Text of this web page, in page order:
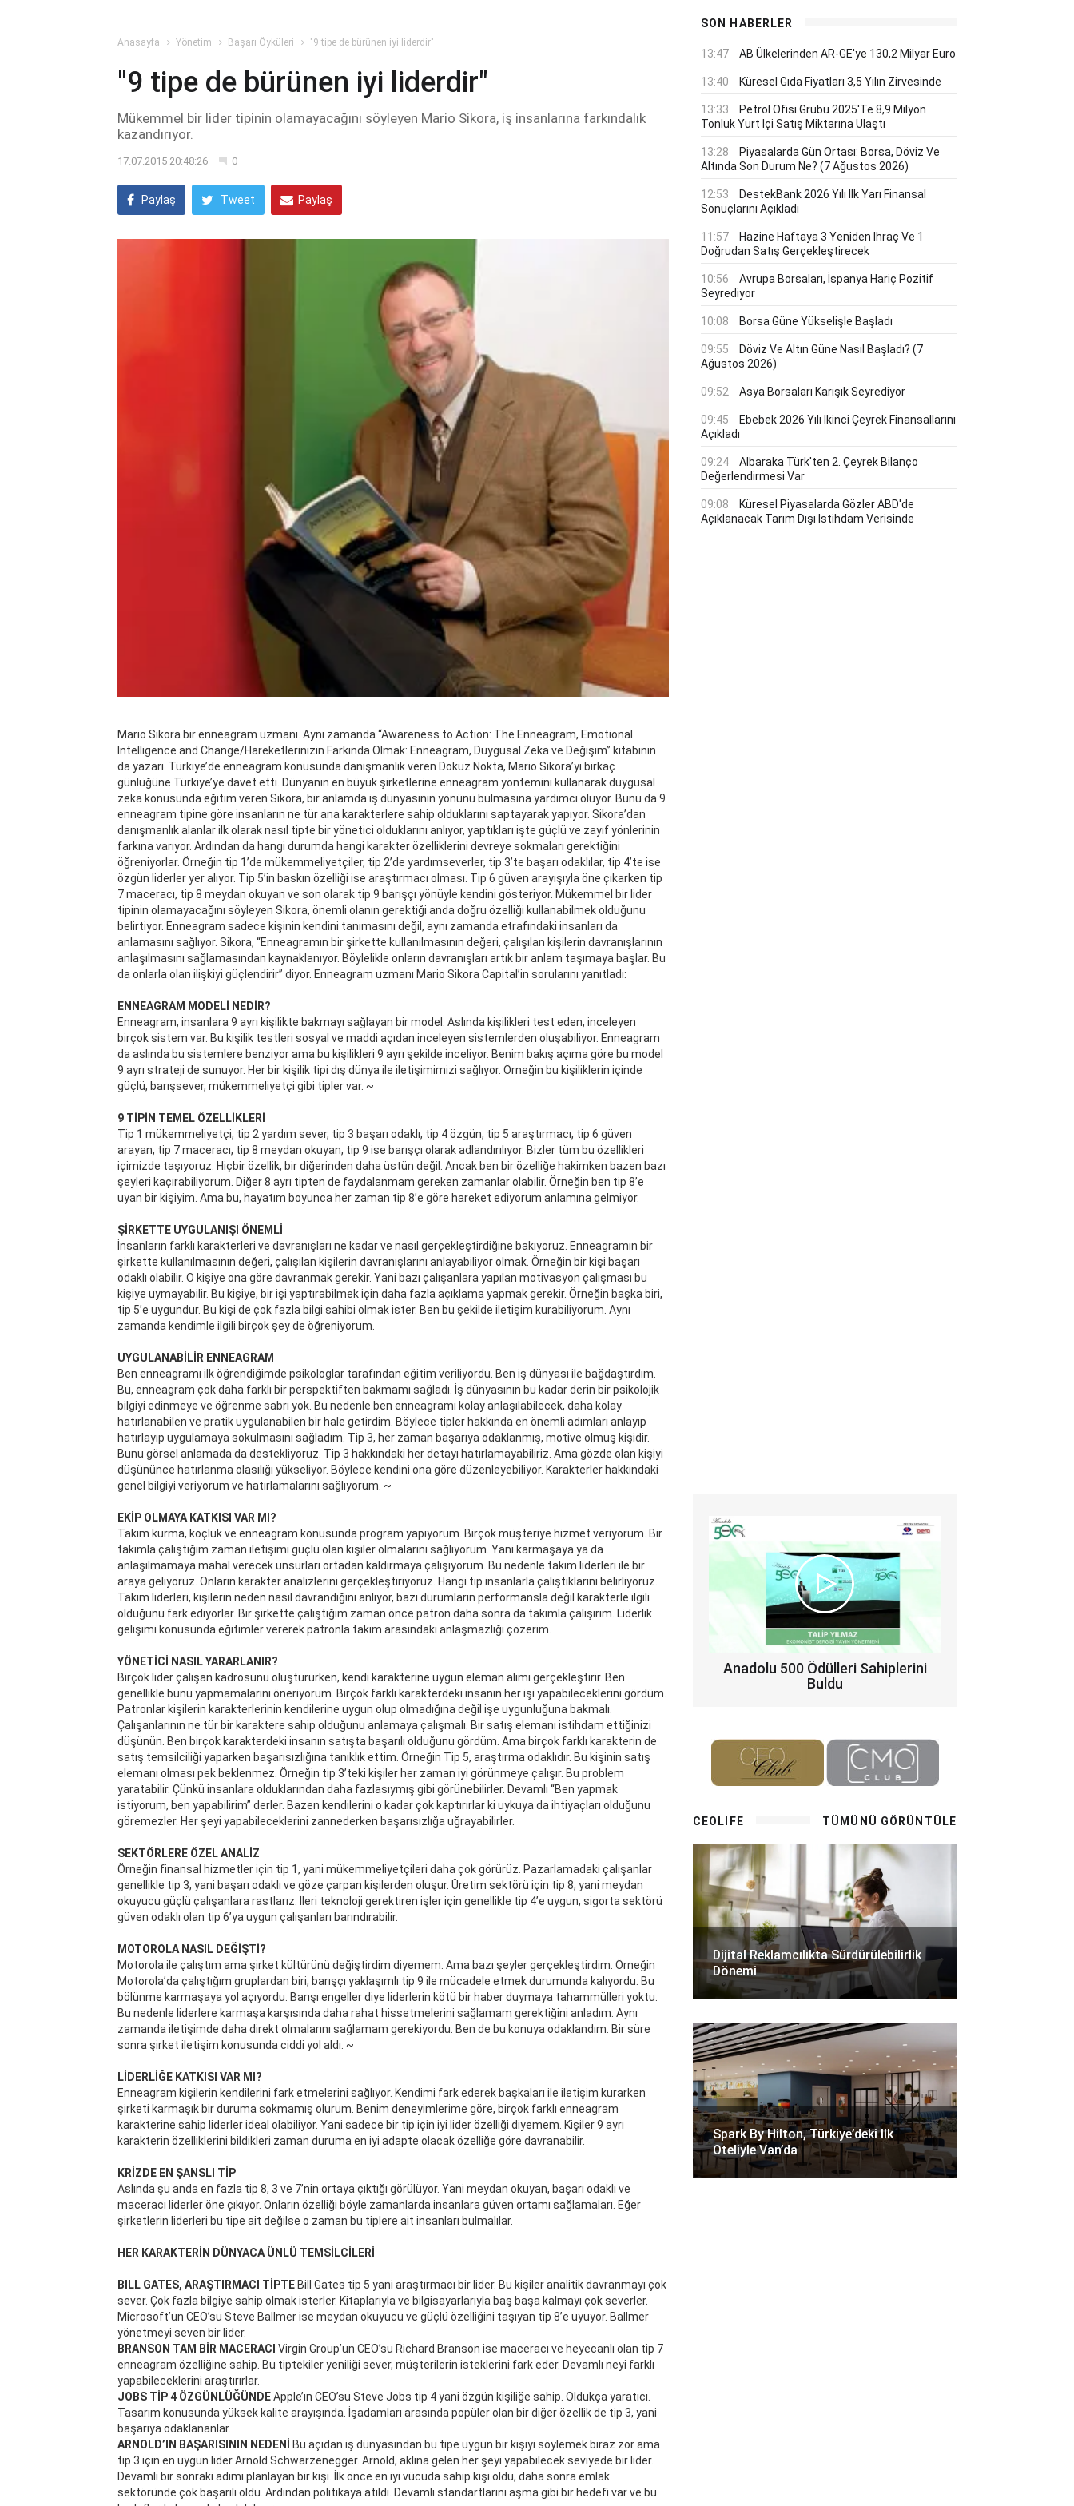
Anasayfa Yönetim Başarı Öyküleri "9 tipe de bürünen iyi liderdir"
"9 tipe de bürünen iyi liderdir"
Mükemmel bir lider tipinin olamayacağını söyleyen Mario Sikora, iş insanlarına farkındalık
kazandırıyor.
17.07.2015 20:48:26 0
Paylaş Tweet Paylaş
Mario Sikora bir enneagram uzmanı. Aynı zamanda “Awareness to Action: The Enneagram, Emotional
Intelligence and Change/Hareketlerinizin Farkında Olmak: Enneagram, Duygusal Zeka ve Değişim” kitabının
da yazarı. Türkiye’de enneagram konusunda danışmanlık veren Dokuz Nokta, Mario Sikora’yı birkaç
günlüğüne Türkiye’ye davet etti. Dünyanın en büyük şirketlerine enneagram yöntemini kullanarak duygusal
zeka konusunda eğitim veren Sikora, bir anlamda iş dünyasının yönünü bulmasına yardımcı oluyor. Bunu da 9
enneagram tipine göre insanların ne tür ana karakterlere sahip olduklarını saptayarak yapıyor. Sikora’dan
danışmanlık alanlar ilk olarak nasıl tipte bir yönetici olduklarını anlıyor, yaptıkları işte güçlü ve zayıf yönlerinin
farkına varıyor. Ardından da hangi durumda hangi karakter özelliklerini devreye sokmaları gerektiğini
öğreniyorlar. Örneğin tip 1’de mükemmeliyetçiler, tip 2’de yardımseverler, tip 3’te başarı odaklılar, tip 4’te ise
özgün liderler yer alıyor. Tip 5’in baskın özelliği ise araştırmacı olması. Tip 6 güven arayışıyla öne çıkarken tip
7 maceracı, tip 8 meydan okuyan ve son olarak tip 9 barışçı yönüyle kendini gösteriyor. Mükemmel bir lider
tipinin olamayacağını söyleyen Sikora, önemli olanın gerektiği anda doğru özelliği kullanabilmek olduğunu
belirtiyor. Enneagram sadece kişinin kendini tanımasını değil, aynı zamanda etrafındaki insanları da
anlamasını sağlıyor. Sikora, “Enneagramın bir şirkette kullanılmasının değeri, çalışılan kişilerin davranışlarının
anlaşılmasını sağlamasından kaynaklanıyor. Böylelikle onların davranışları artık bir anlam taşımaya başlar. Bu
da onlarla olan ilişkiyi güçlendirir” diyor. Enneagram uzmanı Mario Sikora Capital’in sorularını yanıtladı:
ENNEAGRAM MODELİ NEDİR?
Enneagram, insanlara 9 ayrı kişilikte bakmayı sağlayan bir model. Aslında kişilikleri test eden, inceleyen
birçok sistem var. Bu kişilik testleri sosyal ve maddi açıdan inceleyen sistemlerden oluşabiliyor. Enneagram
da aslında bu sistemlere benziyor ama bu kişilikleri 9 ayrı şekilde inceliyor. Benim bakış açıma göre bu model
9 ayrı strateji de sunuyor. Her bir kişilik tipi dış dünya ile iletişimimizi sağlıyor. Örneğin bu kişiliklerin içinde
güçlü, barışsever, mükemmeliyetçi gibi tipler var. ~
9 TİPİN TEMEL ÖZELLİKLERİ
Tip 1 mükemmeliyetçi, tip 2 yardım sever, tip 3 başarı odaklı, tip 4 özgün, tip 5 araştırmacı, tip 6 güven
arayan, tip 7 maceracı, tip 8 meydan okuyan, tip 9 ise barışçı olarak adlandırılıyor. Bizler tüm bu özellikleri
içimizde taşıyoruz. Hiçbir özellik, bir diğerinden daha üstün değil. Ancak ben bir özelliğe hakimken bazen bazı
şeyleri kaçırabiliyorum. Diğer 8 ayrı tipten de faydalanmam gereken zamanlar olabilir. Örneğin ben tip 8’e
uyan bir kişiyim. Ama bu, hayatım boyunca her zaman tip 8’e göre hareket ediyorum anlamına gelmiyor.
ŞİRKETTE UYGULANIŞI ÖNEMLİ
İnsanların farklı karakterleri ve davranışları ne kadar ve nasıl gerçekleştirdiğine bakıyoruz. Enneagramın bir
şirkette kullanılmasının değeri, çalışılan kişilerin davranışlarını anlayabiliyor olmak. Örneğin bir kişi başarı
odaklı olabilir. O kişiye ona göre davranmak gerekir. Yani bazı çalışanlara yapılan motivasyon çalışması bu
kişiye uymayabilir. Bu kişiye, bir işi yaptırabilmek için daha fazla açıklama yapmak gerekir. Örneğin başka biri,
tip 5’e uygundur. Bu kişi de çok fazla bilgi sahibi olmak ister. Ben bu şekilde iletişim kurabiliyorum. Aynı
zamanda kendimle ilgili birçok şey de öğreniyorum.
UYGULANABİLİR ENNEAGRAM
Ben enneagramı ilk öğrendiğimde psikologlar tarafından eğitim veriliyordu. Ben iş dünyası ile bağdaştırdım.
Bu, enneagram çok daha farklı bir perspektiften bakmamı sağladı. İş dünyasının bu kadar derin bir psikolojik
bilgiyi edinmeye ve öğrenme sabrı yok. Bu nedenle ben enneagramı kolay anlaşılabilecek, daha kolay
hatırlanabilen ve pratik uygulanabilen bir hale getirdim. Böylece tipler hakkında en önemli adımları anlayıp
hatırlayıp uygulamaya sokulmasını sağladım. Tip 3, her zaman başarıya odaklanmış, motive olmuş kişidir.
Bunu görsel anlamada da destekliyoruz. Tip 3 hakkındaki her detayı hatırlamayabiliriz. Ama gözde olan kişiyi
düşününce hatırlanma olasılığı yükseliyor. Böylece kendini ona göre düzenleyebiliyor. Karakterler hakkındaki
genel bilgiyi veriyorum ve hatırlamalarını sağlıyorum. ~
EKİP OLMAYA KATKISI VAR MI?
Takım kurma, koçluk ve enneagram konusunda program yapıyorum. Birçok müşteriye hizmet veriyorum. Bir
takımla çalıştığım zaman iletişimi güçlü olan kişiler olmalarını sağlıyorum. Yani karmaşaya ya da
anlaşılmamaya mahal verecek unsurları ortadan kaldırmaya çalışıyorum. Bu nedenle takım liderleri ile bir
araya geliyoruz. Onların karakter analizlerini gerçekleştiriyoruz. Hangi tip insanlarla çalıştıklarını belirliyoruz.
Takım liderleri, kişilerin neden nasıl davrandığını anlıyor, bazı durumların performansla değil karakterle ilgili
olduğunu fark ediyorlar. Bir şirkette çalıştığım zaman önce patron daha sonra da takımla çalışırım. Liderlik
gelişimi konusunda eğitimler vererek patronla takım arasındaki anlaşmazlığı çözerim.
YÖNETİCİ NASIL YARARLANIR?
Birçok lider çalışan kadrosunu oluştururken, kendi karakterine uygun eleman alımı gerçekleştirir. Ben
genellikle bunu yapmamalarını öneriyorum. Birçok farklı karakterdeki insanın her işi yapabileceklerini gördüm.
Patronlar kişilerin karakterlerinin kendilerine uygun olup olmadığına değil işe uygunluğuna bakmalı.
Çalışanlarının ne tür bir karaktere sahip olduğunu anlamaya çalışmalı. Bir satış elemanı istihdam ettiğinizi
düşünün. Ben birçok karakterdeki insanın satışta başarılı olduğunu gördüm. Ama birçok farklı karakterin de
satış temsilciliği yaparken başarısızlığına tanıklık ettim. Örneğin Tip 5, araştırma odaklıdır. Bu kişinin satış
elemanı olması pek beklenmez. Örneğin tip 3’teki kişiler her zaman iyi görünmeye çalışır. Bu problem
yaratabilir. Çünkü insanlara olduklarından daha fazlasıymış gibi görünebilirler. Devamlı “Ben yapmak
istiyorum, ben yapabilirim” derler. Bazen kendilerini o kadar çok kaptırırlar ki uykuya da ihtiyaçları olduğunu
göremezler. Her şeyi yapabileceklerini zannederken başarısızlığa uğrayabilirler.
SEKTÖRLERE ÖZEL ANALİZ
Örneğin finansal hizmetler için tip 1, yani mükemmeliyetçileri daha çok görürüz. Pazarlamadaki çalışanlar
genellikle tip 3, yani başarı odaklı ve göze çarpan kişilerden oluşur. Üretim sektörü için tip 8, yani meydan
okuyucu güçlü çalışanlara rastlarız. İleri teknoloji gerektiren işler için genellikle tip 4’e uygun, sigorta sektörü
güven odaklı olan tip 6’ya uygun çalışanları barındırabilir.
MOTOROLA NASIL DEĞİŞTİ?
Motorola ile çalıştım ama şirket kültürünü değiştirdim diyemem. Ama bazı şeyler gerçekleştirdim. Örneğin
Motorola’da çalıştığım gruplardan biri, barışçı yaklaşımlı tip 9 ile mücadele etmek durumunda kalıyordu. Bu
bölünme karmaşaya yol açıyordu. Barışı engeller diye liderlerin kötü bir haber duymaya tahammülleri yoktu.
Bu nedenle liderlere karmaşa karşısında daha rahat hissetmelerini sağlamam gerektiğini anladım. Aynı
zamanda iletişimde daha direkt olmalarını sağlamam gerekiyordu. Ben de bu konuya odaklandım. Bir süre
sonra şirket iletişim konusunda ciddi yol aldı. ~
LİDERLİĞE KATKISI VAR MI?
Enneagram kişilerin kendilerini fark etmelerini sağlıyor. Kendimi fark ederek başkaları ile iletişim kurarken
şirketi karmaşık bir duruma sokmamış olurum. Benim deneyimlerime göre, birçok farklı enneagram
karakterine sahip liderler ideal olabiliyor. Yani sadece bir tip için iyi lider özelliği diyemem. Kişiler 9 ayrı
karakterin özelliklerini bildikleri zaman duruma en iyi adapte olacak özelliğe göre davranabilir.
KRİZDE EN ŞANSLI TİP
Aslında şu anda en fazla tip 8, 3 ve 7’nin ortaya çıktığı görülüyor. Yani meydan okuyan, başarı odaklı ve
maceracı liderler öne çıkıyor. Onların özelliği böyle zamanlarda insanlara güven ortamı sağlamaları. Eğer
şirketlerin liderleri bu tipe ait değilse o zaman bu tiplere ait insanları bulmalılar.
HER KARAKTERİN DÜNYACA ÜNLÜ TEMSİLCİLERİ
BILL GATES, ARAŞTIRMACI TİPTE Bill Gates tip 5 yani araştırmacı bir lider. Bu kişiler analitik davranmayı çok
sever. Çok fazla bilgiye sahip olmak isterler. Kitaplarıyla ve bilgisayarlarıyla baş başa kalmayı çok severler.
Microsoft’un CEO’su Steve Ballmer ise meydan okuyucu ve güçlü özelliğini taşıyan tip 8’e uyuyor. Ballmer
yönetmeyi seven bir lider.
BRANSON TAM BİR MACERACI Virgin Group’un CEO’su Richard Branson ise maceracı ve heyecanlı olan tip 7
enneagram özelliğine sahip. Bu tiptekiler yeniliği sever, müşterilerin isteklerini fark eder. Devamlı neyi farklı
yapabileceklerini araştırırlar.
JOBS TİP 4 ÖZGÜNLÜĞÜNDEApple’ın CEO’su Steve Jobs tip 4 yani özgün kişiliğe sahip. Oldukça yaratıcı.
Tasarım konusunda yüksek kalite arayışında. İşadamları arasında popüler olan bir diğer özellik de tip 3, yani
başarıya odaklananlar.
ARNOLD’IN BAŞARISININ NEDENİ
Bu açıdan iş dünyasından bu tipe uygun bir kişiyi söylemek biraz zor ama
tip 3 için en uygun lider Arnold Schwarzenegger. Arnold, aklına gelen her şeyi yapabilecek seviyede bir lider.
Devamlı bir sonraki adımı planlayan bir kişi. İlk önce en iyi vücuda sahip kişi oldu, daha sonra emlak
sektöründe çok başarılı oldu. Ardından politikaya atıldı. Devamlı standartlarını aşma gibi bir hedefi var ve bu
SON HABERLER
13:47 AB Ülkelerinden AR-GE'ye 130,2 Milyar Euro
13:40 Küresel Gıda Fiyatları 3,5 Yılın Zirvesinde
13:33
Petrol Ofisi Grubu 2025'te 8,9 Milyon
Tonluk Yurt Içi Satış Miktarına Ulaştı
13:28
Piyasalarda Gün Ortası: Borsa, Döviz Ve
Altında Son Durum Ne? (7 Ağustos 2026)
12:53
DestekBank 2026 Yılı Ilk Yarı Finansal
Sonuçlarını Açıkladı
11:57
Hazine Haftaya 3 Yeniden Ihraç Ve 1
Doğrudan Satış Gerçekleştirecek
10:56
Avrupa Borsaları, İspanya Hariç Pozitif
Seyrediyor
10:08 Borsa Güne Yükselişle Başladı
09:55
Döviz Ve Altın Güne Nasıl Başladı? (7
Ağustos 2026)
09:52 Asya Borsaları Karışık Seyrediyor
09:45
Ebebek 2026 Yılı Ikinci Çeyrek Finansallarını
Açıkladı
09:24
Albaraka Türk'ten 2. Çeyrek Bilanço
Değerlendirmesi Var
09:08
Küresel Piyasalarda Gözler ABD'de
Açıklanacak Tarım Dışı Istihdam Verisinde
Anadolu 500 Ödülleri Sahiplerini
Buldu
CEOLIFE TÜMÜNÜ GÖRÜNTÜLE
Dijital Reklamcılıkta Sürdürülebilirlik
Dönemi
Spark By Hilton, Türkiye’deki Ilk
Oteliyle Van’da